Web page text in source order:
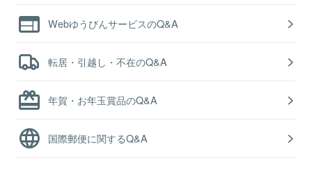
WebゆうびんサービスのQ&A
転居・引越し・不在のQ&A
年賀・お年玉賞品のQ&A
国際郵便に関するQ&A